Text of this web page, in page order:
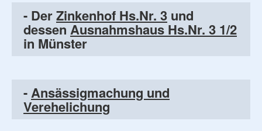
- DerZinkenhof Hs.Nr. 3 und
dessenAusnahmshaus Hs.Nr. 3 1/2
in Münster
-Ansässigmachung und
Verehelichung